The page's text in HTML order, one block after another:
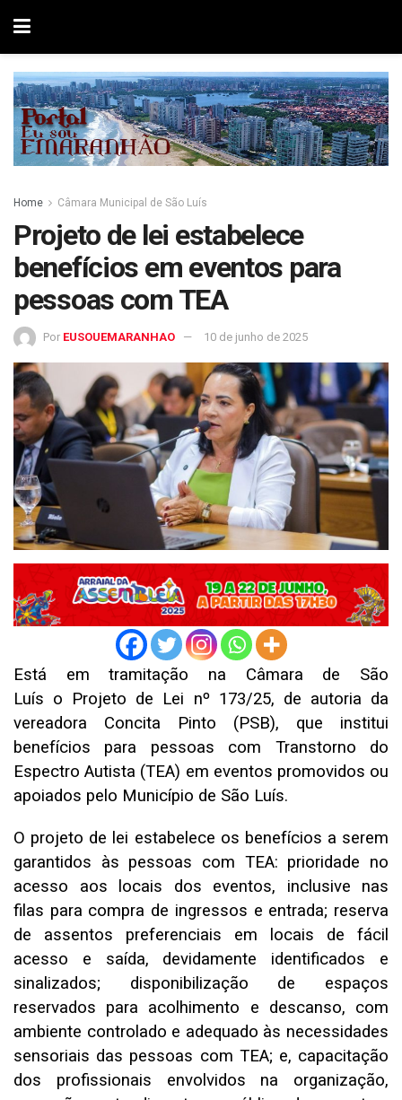
Home Câmara Municipal de São Luís
Projeto de lei estabelece
benefícios em eventos para
pessoas com TEA
Por EUSOUEMARANHAO 10 de junho de 2025
Está em tramitação na Câmara de São
Luís o Projeto de Lei nº 173/25, de autoria da
vereadora Concita Pinto (PSB),
que institui
benefícios para pessoas com Transtorno do
Espectro Autista (TEA) em eventos promovidos ou
apoiados pelo Município de São Luís.
O projeto de lei estabelece os benefícios a serem
garantidos às pessoas com TEA: prioridade no
acesso aos locais dos eventos, inclusive nas
filas para compra de ingressos e entrada; reserva
de assentos preferenciais em locais de fácil
acesso e saída, devidamente identificados e
sinalizados; disponibilização de espaços
reservados para acolhimento e descanso, com
ambiente controlado e adequado às necessidades
sensoriais das pessoas com TEA; e, capacitação
dos profissionais envolvidos na organização,